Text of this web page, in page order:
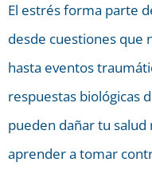
El estrés forma parte
desde cuestiones que
hasta eventos
respuestas biológicas
pueden dañar tu
aprender a tomar